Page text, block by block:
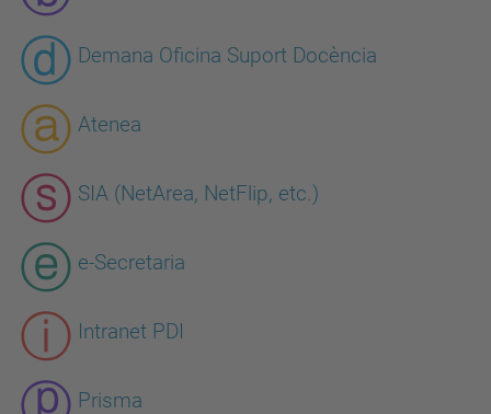
Demana Oficina Suport Docència
Atenea
SIA (NetArea, NetFlip, etc.)
e-Secretaria
Intranet PDI
Prisma